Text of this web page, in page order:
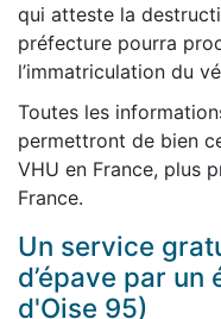
qui atteste la
préfecture pourra
l’immatriculation du
Toutes les
permettront de bien
VHU en France, plus
France.
Un service
d’épave par
d'Oise 95)